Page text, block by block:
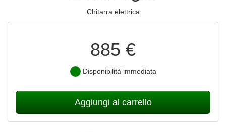
Chitarra elettrica
885 €
Disponibilità immediata
Aggiungi al carrello